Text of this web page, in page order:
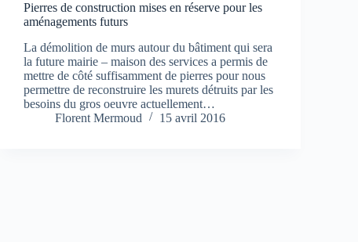
Pierres de construction mises en réserve pour les
aménagements futurs
La démolition de murs autour du bâtiment qui sera
la future mairie – maison des services a permis de
mettre de côté suffisamment de pierres pour nous
permettre de reconstruire les murets détruits par les
besoins du gros oeuvre actuellement…
Florent Mermoud
15 avril 2016